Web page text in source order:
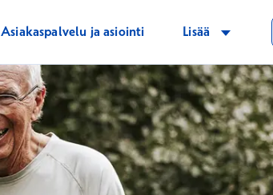
Asiakaspalvelu ja asiointi Lisää